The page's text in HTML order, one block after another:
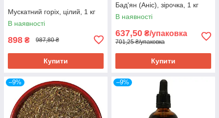
Мускатний горіх, цілий, 1 кг
В наявності
898 ₴ 987,80 ₴
Купити
Бад'ян (Аніс), зірочка, 1 кг
В наявності
637,50 ₴/упаковка
701,25 ₴/упаковка
Купити
–9% –9%